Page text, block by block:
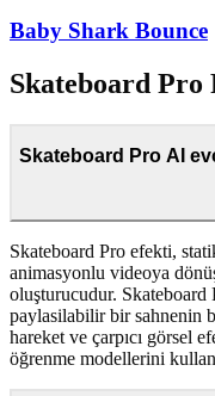
Baby Shark Bounce
Skateboard Pro
Skateboard Pro AI
Skateboard Pro efekti,
animasyonlu videoya
oluşturucudur.
paylasilabilir bir sahnenin
hareket ve çarpıcı görsel
öğrenme modellerini